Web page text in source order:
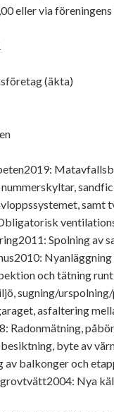
eller via
(äkta)
Spolning av
och tätning
sugning/
asfaltering
Radonmätning,
byte av
balkonger och
Nya